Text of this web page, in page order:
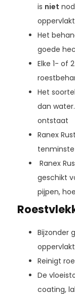
is niet
Het
goede
Elke 1- of
Het
dan
ontstaat
Ranex
Ranex
geschikt
pijpen,
Bijzonder
Reinigt
De
coating,